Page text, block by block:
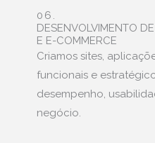
06.
DESENVOLVIMENTO
E E-COMMERCE
Criamos sites,
funcionais e
desempenho,
negócio.